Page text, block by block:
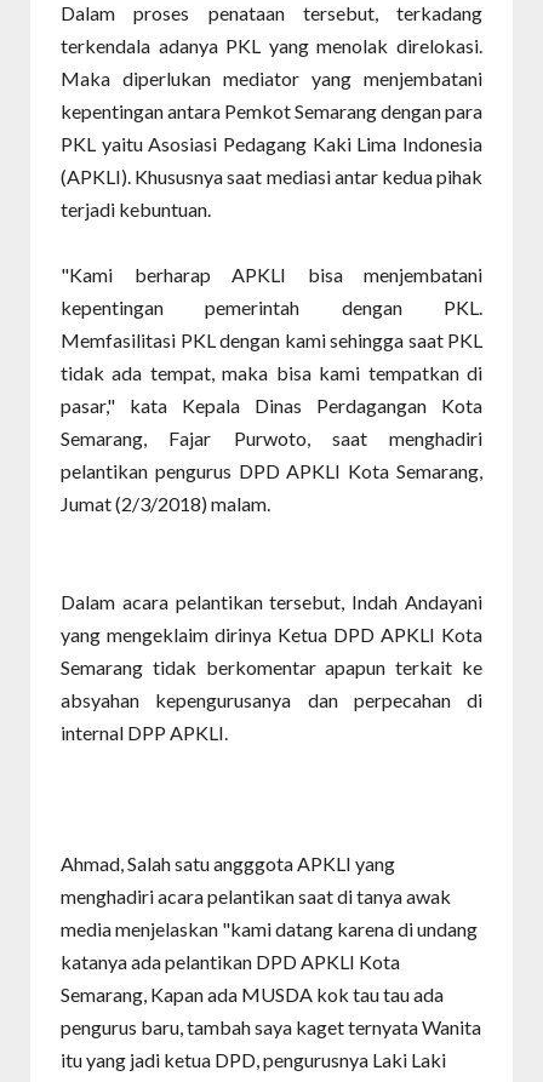
Dalam proses penataan tersebut, terkadang
terkendala adanya PKL yang menolak direlokasi.
Maka diperlukan mediator yang menjembatani
kepentingan antara Pemkot Semarang dengan para
PKL yaitu Asosiasi Pedagang Kaki Lima Indonesia
(APKLI). Khususnya saat mediasi antar kedua pihak
terjadi kebuntuan.
"Kami berharap APKLI bisa menjembatani
kepentingan pemerintah dengan PKL.
Memfasilitasi PKL dengan kami sehingga saat PKL
tidak ada tempat, maka bisa kami tempatkan di
pasar," kata Kepala Dinas Perdagangan Kota
Semarang, Fajar Purwoto, saat menghadiri
pelantikan pengurus DPD APKLI Kota Semarang,
Jumat (2/3/2018) malam.
Dalam acara pelantikan tersebut, Indah Andayani
yang mengeklaim dirinya Ketua DPD APKLI Kota
Semarang tidak berkomentar apapun terkait ke
absyahan kepengurusanya dan perpecahan di
internal DPP APKLI.
Ahmad, Salah satu angggota APKLI yang
menghadiri acara pelantikan saat di tanya awak
media menjelaskan "kami datang karena di undang
katanya ada pelantikan DPD APKLI Kota
Semarang, Kapan ada MUSDA kok tau tau ada
pengurus baru, tambah saya kaget ternyata Wanita
itu yang jadi ketua DPD, pengurusnya Laki Laki